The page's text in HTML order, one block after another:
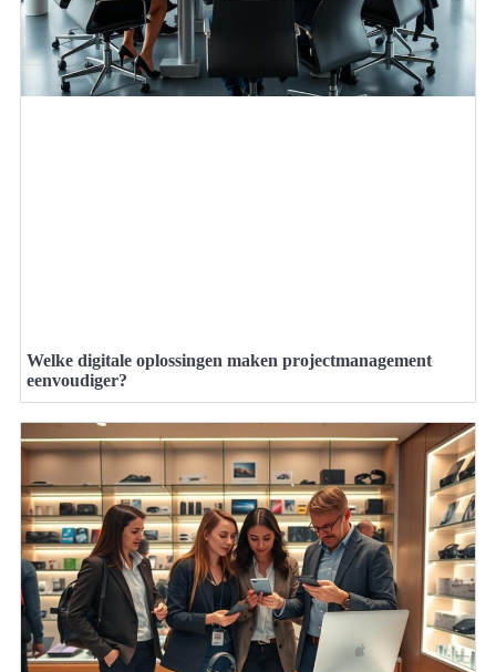
Welke digitale oplossingen maken projectmanagement
eenvoudiger?